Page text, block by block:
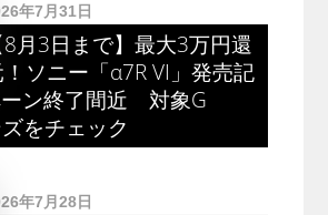
年7月31日
8月3日まで】最大3万円還
ソニー「α7R VI」発売記
ン終了間近 対象G
をチェック
年7月28日